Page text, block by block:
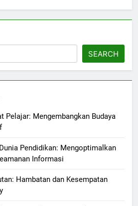
SEARCH
Pelajar: Mengembangkan Budaya
Pendidikan: Mengoptimalkan
Informasi
Hambatan dan Kesempatan